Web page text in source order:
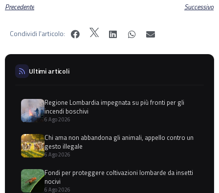
Precedente Successivo
Condividi l'articolo:
Ultimi articoli
Regione Lombardia impegnata su più fronti per gli
incendi boschivi
6 Ago 2026
Chi ama non abbandona gli animali, appello contro un
gesto illegale
6 Ago 2026
Fondi per proteggere coltivazioni lombarde da insetti
nocivi
6 Ago 2026